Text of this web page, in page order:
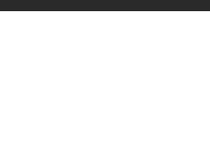
了しました | LINE占い